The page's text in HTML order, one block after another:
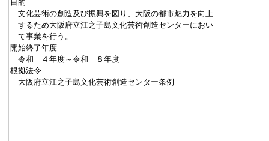
目的
文化芸術の創造及び振興を図り、大阪の都市魅力を向上
するため大阪府立江之子島文化芸術創造センターにおい
て事業を行う。
開始終了年度
令和 ４年度～令和 ８年度
根拠法令
大阪府立江之子島文化芸術創造センター条例